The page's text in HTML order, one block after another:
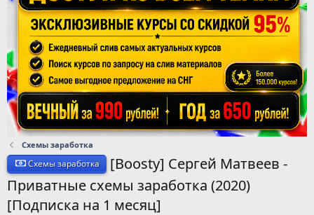
Схемы заработка
Схемы заработка
[Boosty] Сергей Матвеев -
Приватные схемы заработка (2020)
[Подписка на 1 месяц]